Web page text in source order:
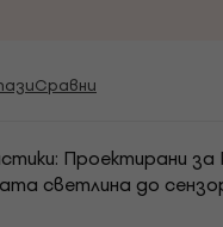
Сравни
Проектирани за
светлина до